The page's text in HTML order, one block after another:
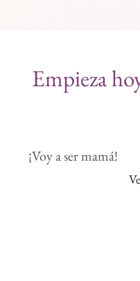
Empieza
¡Voy a ser mamá!